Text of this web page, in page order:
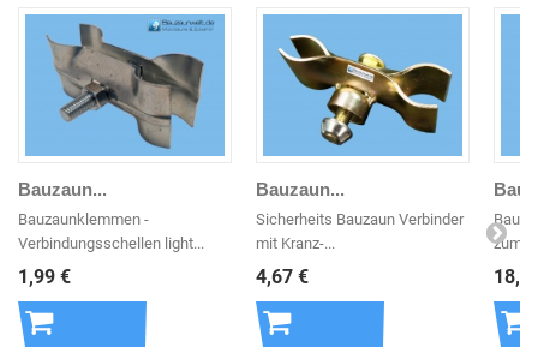
Bauzaun...
Bauzaunklemmen -
Verbindungsschellen light...
1,99 €
Bauzaun...
Sicherheits Bauzaun Verbinder
mit Kranz-...
4,67 €
zum